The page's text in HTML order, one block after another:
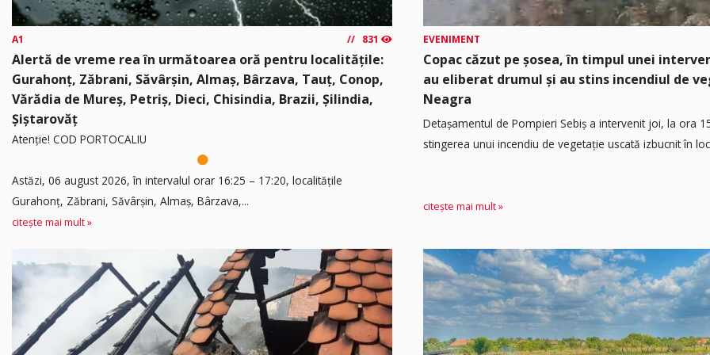
A1 831
Alertă de vreme rea în următoarea oră pentru localitățile:
Gurahonț, Zăbrani, Săvârșin, Almaș, Bârzava, Tauț, Conop,
Vărădia de Mureș, Petriș, Dieci, Chisindia, Brazii, Șilindia,
Șiștarovăț
Atenție! COD PORTOCALIU
Astăzi, 06 august 2026, în intervalul orar 16:25 – 17:20, localitățile
Gurahonț, Zăbrani, Săvârșin, Almaș, Bârzava,...
citește mai mult »
EVENIMENT
Copac căzut pe șosea, în timpul unei
au eliberat drumul și au stins incendiul de
Neagra
Detașamentul de Pompieri Sebiș a intervenit joi, la ora
stingerea unui incendiu de vegetație uscată izbucnit în
citește mai mult »